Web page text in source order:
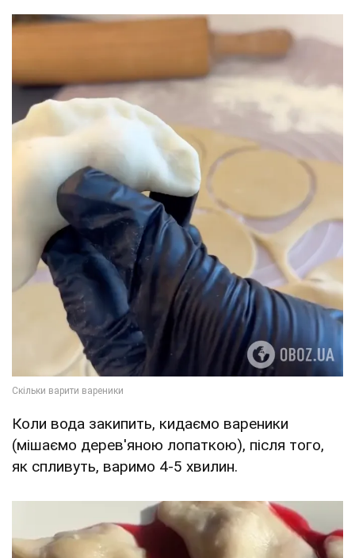
Коли вода закипить, кидаємо вареники
(мішаємо дерев'яною лопаткою), після того,
як спливуть, варимо 4-5 хвилин.